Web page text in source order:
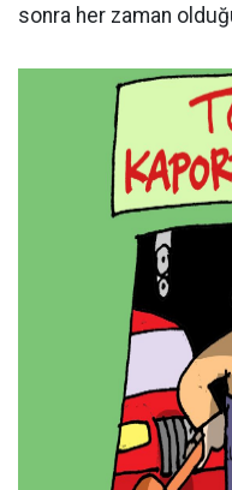
sonra her zaman